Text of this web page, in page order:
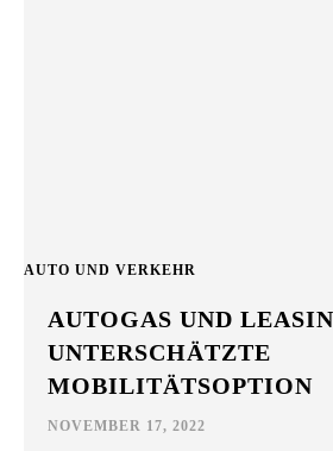
AUTO UND VERKEHR
AUTOGAS UND
UNTERSCHÄTZTE
MOBILITÄTSOPTION
NOVEMBER 17, 2022